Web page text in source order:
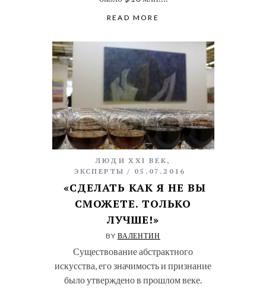
READ MORE
ЛЮДИ XXI ВЕК ,
ЭКСПЕРТЫ
05.07.2016
«СДЕЛАТЬ КАК Я НЕ ВЫ
СМОЖЕТЕ. ТОЛЬКО
ЛУЧШЕ!»
BY ВАЛЕНТИН
Существование абстрактного
искусства, его значимость и признание
было утверждено в прошлом веке.